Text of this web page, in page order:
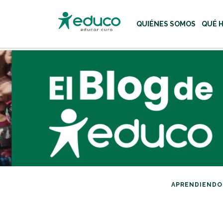
Usa las teclas Tab o
QUIÉNES SOMOS QUÉ